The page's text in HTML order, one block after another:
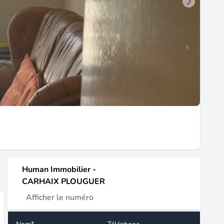
Human Immobilier -
CARHAIX PLOUGUER
Afficher le numéro